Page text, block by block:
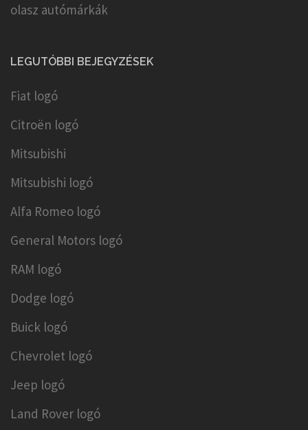
olasz autómárkák
LEGUTÓBBI BEJEGYZÉSEK
Fiat logó
Citroën logó
Mitsubishi
Mitsubishi logó
Alfa Romeo logó
General Motors logó
RAM logó
Dodge logó
Buick logó
Chevrolet logó
Jeep logó
Land Rover logó